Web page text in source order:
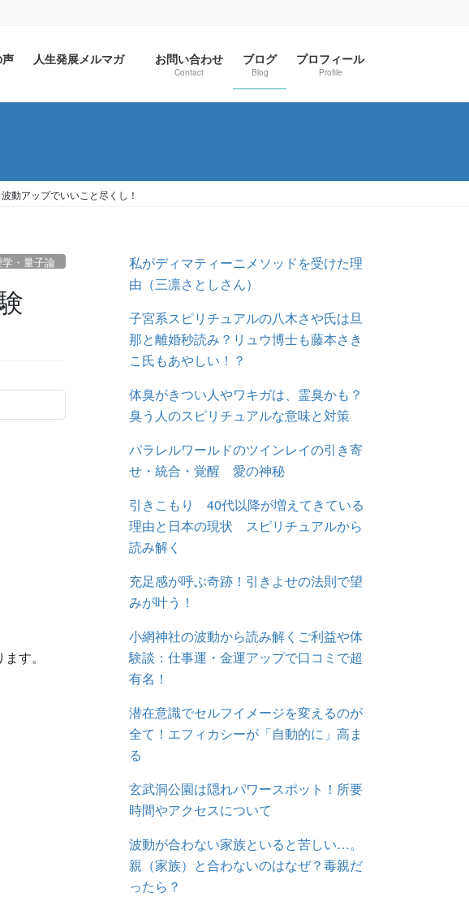
人生発展メルマガ お問い合わせ
Contact
ブログ
Blog
プロフィール
Profile
動アップでいいこと尽くし！
・量子論
す。
私がディマティーニメソッドを受けた理
由（三凛さとしさん）
子宮系スピリチュアルの八木さや氏は旦
那と離婚秒読み？リュウ博士も藤本さき
こ氏もあやしい！？
体臭がきつい人やワキガは、霊臭かも？
臭う人のスピリチュアルな意味と対策
パラレルワールドのツインレイの引き寄
せ・統合・覚醒 愛の神秘
引きこもり 40代以降が増えてきている
理由と日本の現状 スピリチュアルから
読み解く
充足感が呼ぶ奇跡！引きよせの法則で望
みが叶う！
小網神社の波動から読み解くご利益や体
験談：仕事運・金運アップで口コミで超
有名！
潜在意識でセルフイメージを変えるのが
全て！エフィカシーが「自動的に」高ま
る
玄武洞公園は隠れパワースポット！所要
時間やアクセスについて
波動が合わない家族といると苦しい…。
親（家族）と合わないのはなぜ？毒親だ
ったら？